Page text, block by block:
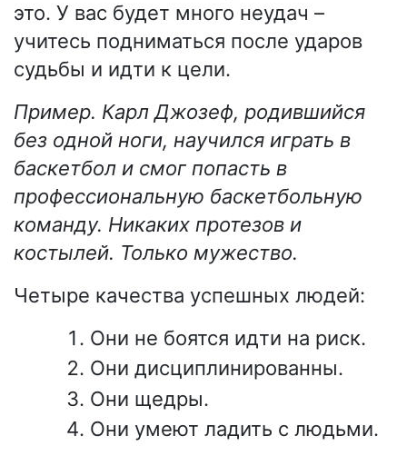
это. У вас будет много неудач –
учитесь подниматься после ударов
судьбы и идти к цели.
Пример. Карл Джозеф, родившийся
без одной ноги, научился играть в
баскетбол и смог попасть в
профессиональную баскетбольную
команду. Никаких протезов и
костылей. Только мужество.
Четыре качества успешных людей:
Они не боятся идти на риск.
Они дисциплинированны.
Они щедры.
Они умеют ладить с людьми.